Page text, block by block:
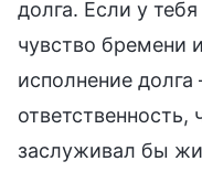
долга. Если у
чувство бремени
исполнение
заслуживал бы